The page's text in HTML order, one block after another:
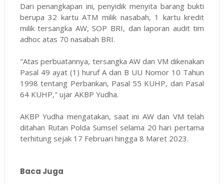
Dari penangkapan ini, penyidik menyita barang bukti
berupa 32 kartu ATM milik nasabah, 1 kartu kredit
milik tersangka AW, SOP BRI, dan laporan audit tim
adhoc atas 70 nasabah BRI.
"Atas perbuatannya, tersangka AW dan VM dikenakan
Pasal 49 ayat (1) huruf A dan B UU Nomor 10 Tahun
1998 tentang Perbankan, Pasal 55 KUHP, dan Pasal
64 KUHP," ujar AKBP Yudha.
AKBP Yudha mengatakan, saat ini AW dan VM telah
ditahan Rutan Polda Sumsel selama 20 hari pertama
terhitung sejak 17 Februari hingga 8 Maret 2023.
Baca Juga